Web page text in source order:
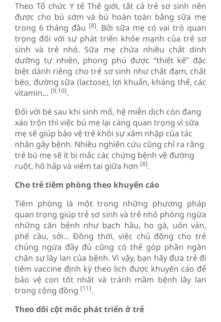
Theo Tổ chức Y tế Thế giới, tất cả trẻ sơ sinh nên
được cho bú sớm và bú hoàn toàn bằng sữa mẹ
trong 6 tháng đầu [8]. Bởi sữa mẹ có vai trò quan
trọng đối với sự phát triển khỏe mạnh của trẻ sơ
sinh và trẻ nhỏ. Sữa mẹ chứa nhiều chất dinh
dưỡng tự nhiên, phong phú được “thiết kế” đặc
biệt dành riêng cho trẻ sơ sinh như chất đạm, chất
béo, đường sữa (lactose), lợi khuẩn, kháng thể, các
vitamin… [9,10].
Đối với bé sau khi sinh mổ, hệ miễn dịch còn đang
xáo trộn thì việc bú mẹ lại càng quan trọng vì sữa
mẹ sẽ giúp bảo vệ trẻ khỏi sự xâm nhập của tác
nhân gây bệnh. Nhiều nghiên cứu cũng chỉ ra rằng
trẻ bú mẹ sẽ ít bị mắc các chứng bệnh về đường
ruột, hô hấp và viêm tai giữa hơn [8].
Cho trẻ tiêm phòng theo khuyến cáo
Tiêm phòng là một trong những phương pháp
quan trọng giúp trẻ sơ sinh và trẻ nhỏ phòng ngừa
những căn bệnh như bạch hầu, ho gà, uốn ván,
phế cầu, sởi… Đồng thời, việc chủ động cho trẻ
chủng ngừa đầy đủ cũng có thể góp phần ngăn
chặn sự lây lan của bệnh. Vì vậy, bạn hãy đưa trẻ đi
tiêm vaccine định kỳ theo lịch được khuyến cáo để
bảo vệ con tốt nhất và tránh mầm bệnh lây lan
trong cộng đồng [11].
Theo dõi cột mốc phát triển ở trẻ